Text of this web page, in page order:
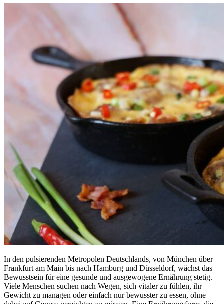
In den pulsierenden Metropolen Deutschlands, von München über
Frankfurt am Main bis nach Hamburg und Düsseldorf, wächst das
Bewusstsein für eine gesunde und ausgewogene Ernährung stetig.
Viele Menschen suchen nach Wegen, sich vitaler zu fühlen, ihr
Gewicht zu managen oder einfach nur bewusster zu essen, ohne